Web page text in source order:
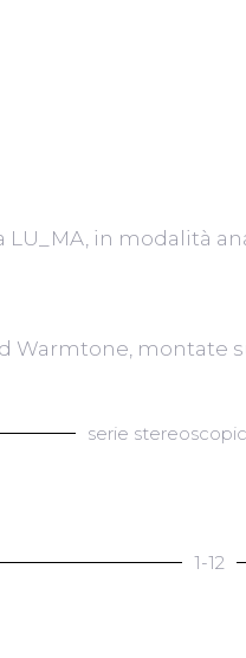
LU_MA, in modalità
Warmtone, montate
serie
1-12